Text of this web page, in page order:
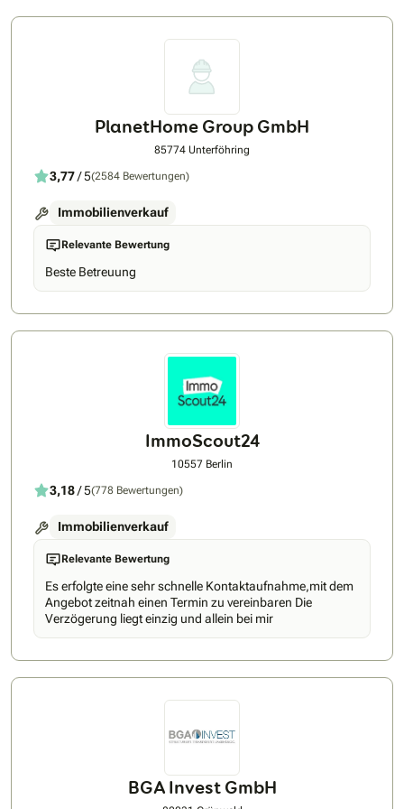
PlanetHome Group GmbH
85774 Unterföhring
3,77/ 5(2584 Bewertungen)
Immobilienverkauf
Relevante Bewertung
Beste Betreuung
ImmoScout24
10557 Berlin
3,18/ 5(778 Bewertungen)
Immobilienverkauf
Relevante Bewertung
Es erfolgte eine sehr schnelle Kontaktaufnahme,mit dem
Angebot zeitnah einen Termin zu vereinbaren Die
Verzögerung liegt einzig und allein bei mir
BGA Invest GmbH